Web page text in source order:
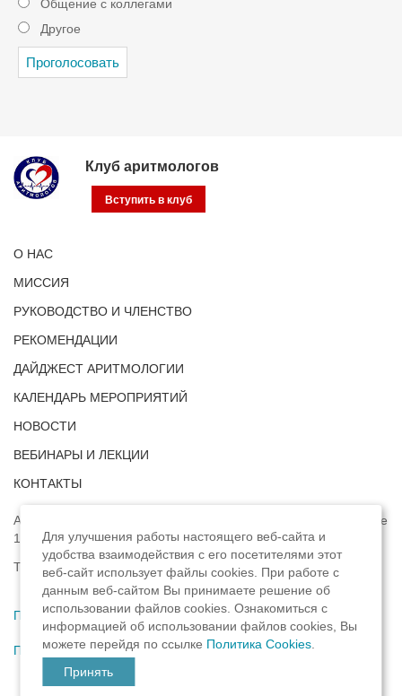
Общение с коллегами
Другое
Клуб аритмологов
Вступить в клуб
О НАС
МИССИЯ
РУКОВОДСТВО И ЧЛЕНСТВО
РЕКОМЕНДАЦИИ
ДАЙДЖЕСТ АРИТМОЛОГИИ
КАЛЕНДАРЬ МЕРОПРИЯТИЙ
НОВОСТИ
ВЕБИНАРЫ И ЛЕКЦИИ
КОНТАКТЫ
Адрес: г. Москва, ул. Профсоюзная, д. 93А, этаж 4, помещение
1, комната 32.
Телефон:
8 (8422) 33-15-88
Политика конфиденциальности,
Пользовательское соглашение
Для улучшения работы настоящего веб-сайта и
удобства взаимодействия с его посетителями этот
веб-сайт использует файлы cookies. При работе с
данным веб-сайтом Вы принимаете решение об
использовании файлов cookies. Ознакомиться с
информацией об использовании файлов cookies, Вы
можете перейдя по ссылке Политика Cookies
Принять